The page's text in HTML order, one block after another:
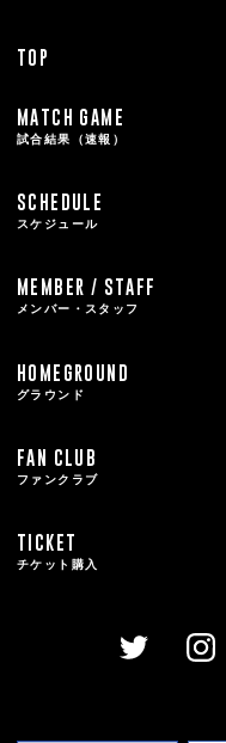
TOP
MATCH GAME
試合結果（速報）
SCHEDULE
スケジュール
MEMBER / STAFF
メンバー・スタッフ
HOMEGROUND
グラウンド
FAN CLUB
ファンクラブ
TICKET
チケット購入